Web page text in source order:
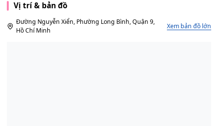
Vị trí & bản đồ
Đường Nguyễn Xiển, Phường Long Bình, Quận 9,
Hồ Chí Minh
Xem bản đồ lớn